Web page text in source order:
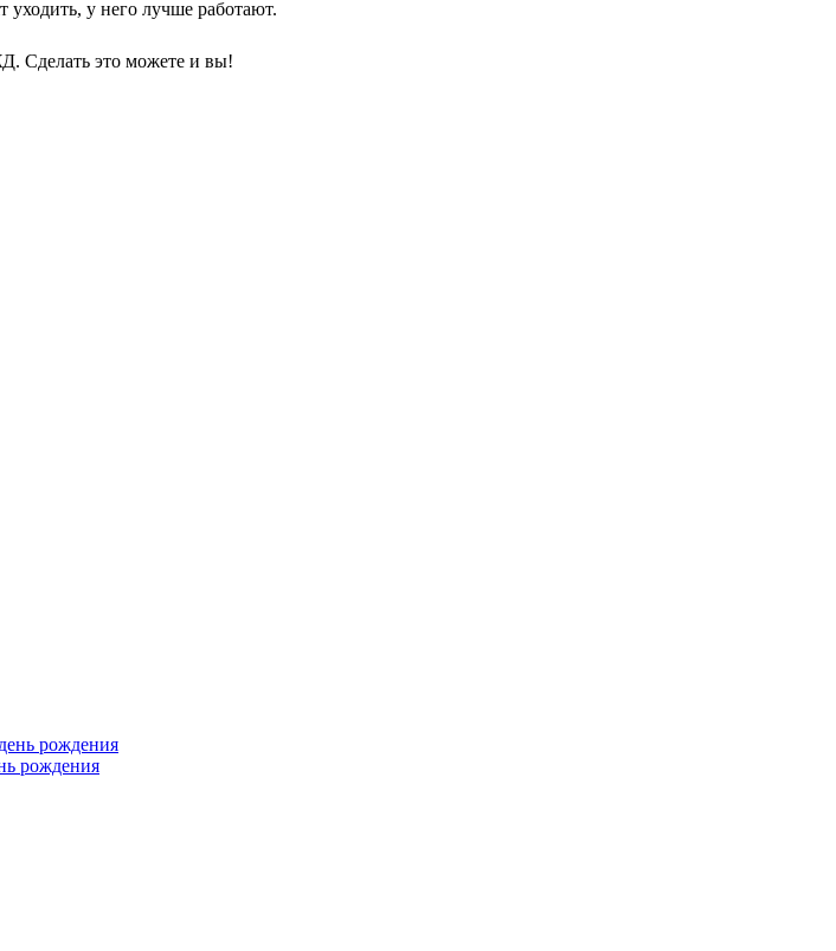
уходить, у него лучше работают.
Сделать это можете и вы!
рождения